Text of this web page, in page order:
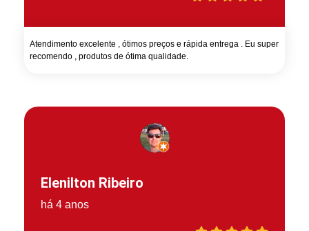
Atendimento excelente , ótimos preços e rápida entrega . Eu super
recomendo , produtos de ótima qualidade.
Elenilton Ribeiro
há 4 anos